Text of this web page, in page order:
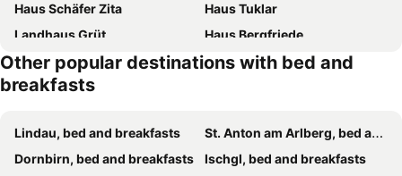
Haus Schäfer Zita
Haus Tuklar
Landhaus Grüt
Haus Bergfriede
Pension Karolin
DreamlandRanch Vorarlberg
Pension Stüttler
Haus Gaues
Other popular destinations with bed and
breakfasts
Lindau, bed and breakfasts
St. Anton am Arlberg, bed and breakfasts
Dornbirn, bed and breakfasts
Ischgl, bed and breakfasts